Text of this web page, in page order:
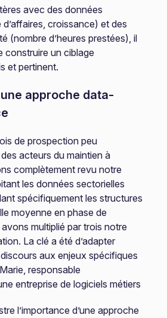
avec des données
croissance) et des
(nombre d’heures prestées), il
construire un ciblage
et pertinent.
approche data-
de prospection peu
acteurs du maintien à
complètement revu notre
les données sectorielles
spécifiquement les structures
moyenne en phase de
multiplié par trois notre
La clé a été d’adapter
aux enjeux spécifiques
responsable
entreprise de logiciels métiers
l’importance d’une approche